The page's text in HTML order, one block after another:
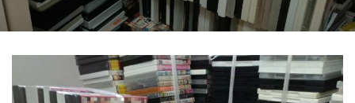
I
G
O
N